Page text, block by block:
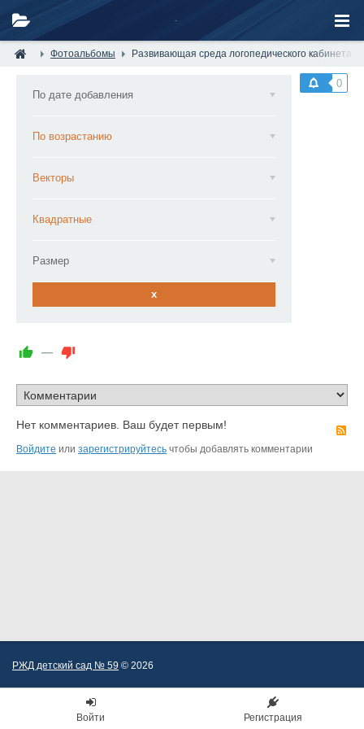
Фотоальбомы Развивающая среда логопедического кабинета
0
По дате добавления
По возрастанию
Векторы
Квадратные
Размер
x
—
Нет комментариев. Ваш будет первым!
Войдите или зарегистрируйтесь чтобы добавлять комментарии
РЖД детский сад № 59 © 2026
Войти Регистрация